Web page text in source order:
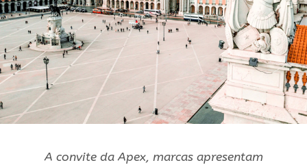
A convite daApex, marcas apresentam